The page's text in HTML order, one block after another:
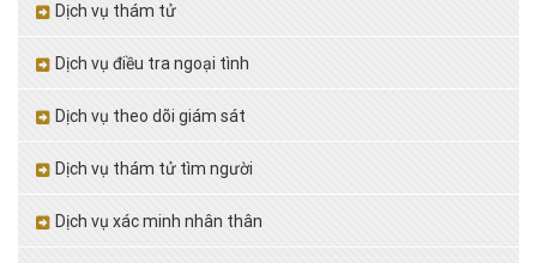
Dịch vụ thám tử
Dịch vụ điều tra ngoại tình
Dịch vụ theo dõi giám sát
Dịch vụ thám tử tìm người
Dịch vụ xác minh nhân thân